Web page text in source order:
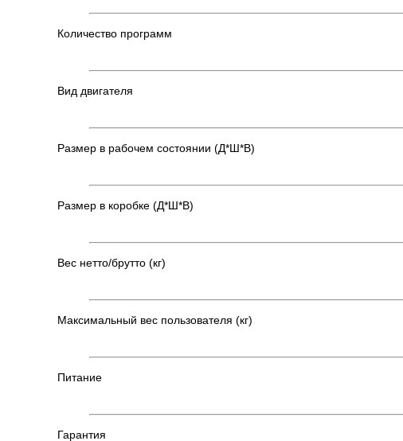
Количество программ
Вид двигателя
Размер в рабочем состоянии (Д*Ш*В)
Размер в коробке (Д*Ш*В)
Вес нетто/брутто (кг)
Максимальный вес пользователя (кг)
Питание
Гарантия